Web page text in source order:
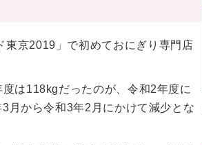
東京2019」で初めておにぎり専門店
は118kgだったのが、令和2年度に
月から令和3年2月にかけて減少とな